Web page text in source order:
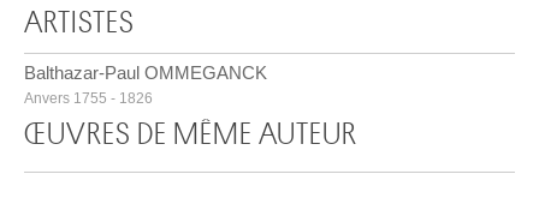
ARTISTES
Balthazar-Paul OMMEGANCK
Anvers 1755 - 1826
ŒUVRES DE MÊME AUTEUR